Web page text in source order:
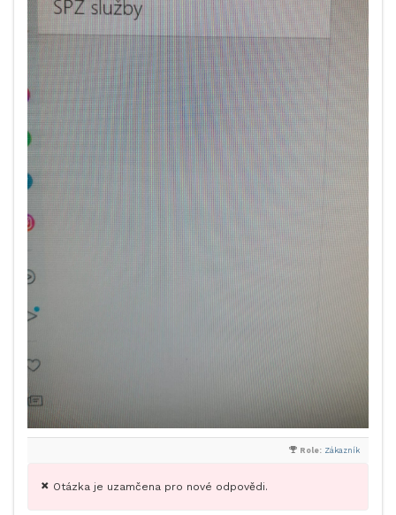
Role: Zákazník
Otázka je uzamčena pro nové odpovědi.